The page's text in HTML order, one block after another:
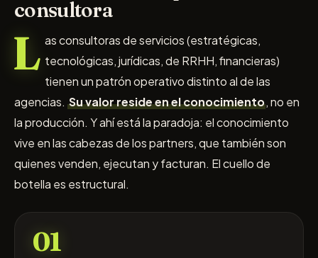
consultora
L as consultoras de servicios (estratégicas,
tecnológicas, jurídicas, de RRHH, financieras)
tienen un patrón operativo distinto al de las
agencias. Su valor reside en el conocimiento, no en
la producción. Y ahí está la paradoja: el conocimiento
vive en las cabezas de los partners, que también son
quienes venden, ejecutan y facturan. El cuello de
botella es estructural.
01